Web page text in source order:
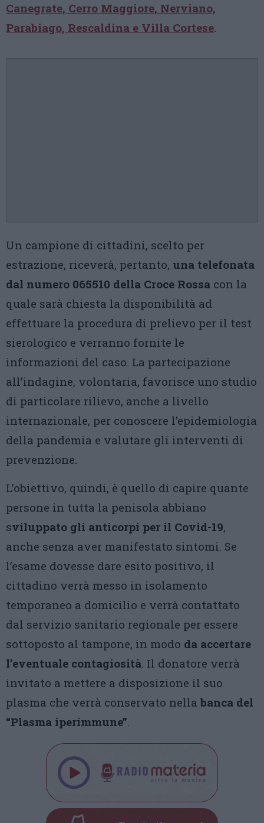
Canegrate, Cerro Maggiore, Nerviano,
Parabiago, Rescaldina e Villa Cortese.
Un campione di cittadini, scelto per
estrazione, riceverà, pertanto, una telefonata
dal numero 065510 della Croce Rossa con la
quale sarà chiesta la disponibilità ad
effettuare la procedura di prelievo per il test
sierologico e verranno fornite le
informazioni del caso. La partecipazione
all’indagine, volontaria, favorisce uno studio
di particolare rilievo, anche a livello
internazionale, per conoscere l’epidemiologia
della pandemia e valutare gli interventi di
prevenzione.
L’obiettivo, quindi, è quello di capire quante
persone in tutta la penisola abbiano
sviluppato gli anticorpi per il Covid-19,
anche senza aver manifestato sintomi. Se
l’esame dovesse dare esito positivo, il
cittadino verrà messo in isolamento
temporaneo a domicilio e verrà contattato
dal servizio sanitario regionale per essere
sottoposto al tampone, in modo da accertare
l’eventuale contagiosità. Il donatore verrà
invitato a mettere a disposizione il suo
plasma che verrà conservato nellabanca del
“Plasma iperimmune”.